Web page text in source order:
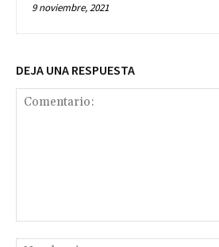
9 noviembre, 2021
DEJA UNA RESPUESTA